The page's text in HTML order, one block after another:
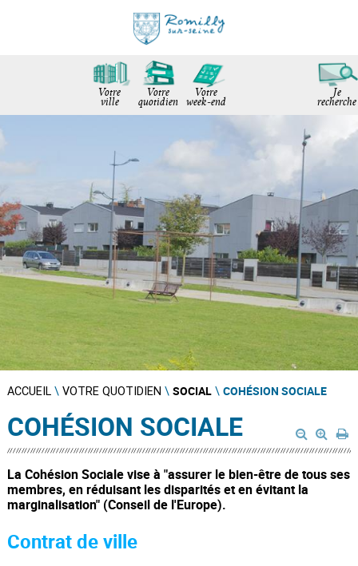
Je
recherche
Votre
ville
Votre
quotidien
Votre
week-end
ACCUEIL\ VOTRE QUOTIDIEN \ SOCIAL\ COHÉSION SOCIALE
COHÉSION SOCIALE
La Cohésion Sociale vise à "assurer le bien-être de tous ses
membres, en réduisant les disparités et en évitant la
marginalisation" (Conseil de l'Europe).
Contrat de ville